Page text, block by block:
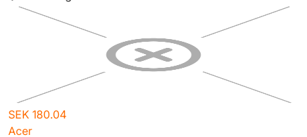
SEK 180.04
Acer